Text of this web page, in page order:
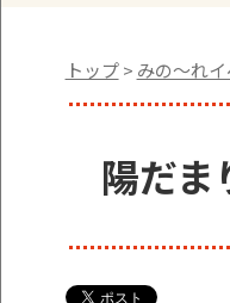
トップ> みの〜れ
陽だ